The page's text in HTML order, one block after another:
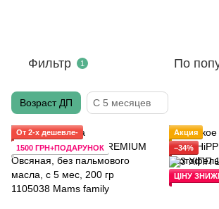
Фильтр 1 По
Возраст ДП С 5 месяцев
От 2-х дешевле-
1500 ГРН+ПОДАРУНОК
Акция
−34%
ЦІНУ